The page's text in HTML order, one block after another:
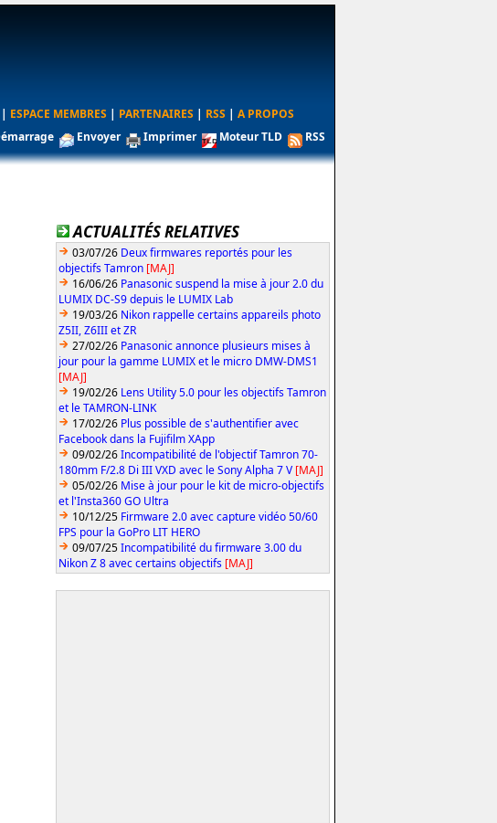
| ESPACE MEMBRES | PARTENAIRES | RSS | A PROPOS
Envoyer Imprimer Moteur TLD RSS
ACTUALITÉS RELATIVES
03/07/26 Deux firmwares reportés pour les
objectifs Tamron [MAJ]
16/06/26 Panasonic suspend la mise à jour 2.0 du
LUMIX DC-S9 depuis le LUMIX Lab
19/03/26 Nikon rappelle certains appareils photo
Z5II, Z6III et ZR
27/02/26 Panasonic annonce plusieurs mises à
jour pour la gamme LUMIX et le micro DMW-DMS1
[MAJ]
19/02/26 Lens Utility 5.0 pour les objectifs Tamron
et le TAMRON-LINK
17/02/26 Plus possible de s'authentifier avec
Facebook dans la Fujifilm XApp
09/02/26Incompatibilité de l'objectif Tamron 70-
180mm F/2.8 Di III VXD avec le Sony Alpha 7 V [MAJ]
05/02/26 Mise à jour pour le kit de micro-objectifs
et l'Insta360 GO Ultra
10/12/25 Firmware 2.0 avec capture vidéo 50/60
FPS pour la GoPro LIT HERO
09/07/25Incompatibilité du firmware 3.00 du
Nikon Z 8 avec certains objectifs [MAJ]